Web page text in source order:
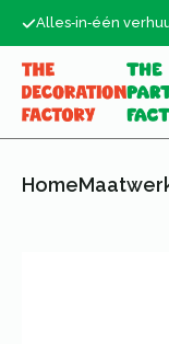
Alles‑in‑één
Home